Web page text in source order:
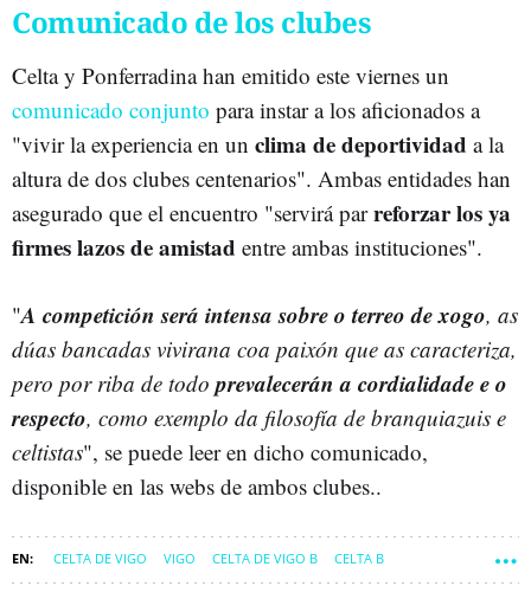
Comunicado de los clubes
Celta y Ponferradina han emitido este viernes un
comunicado conjunto para instar a los aficionados a
"vivir la experiencia en un clima de deportividad a la
altura de dos clubes centenarios". Ambas entidades han
asegurado que el encuentro "servirá parreforzar los ya
firmes lazos de amistad entre ambas instituciones".
"A competición será intensa sobre o terreo de xogo, as
dúas bancadas vivirana coa paixón que as caracteriza,
pero por riba de todo prevalecerán a cordialidade e o
respecto, como exemplo da filosofía de branquiazuis e
celtistas", se puede leer en dicho comunicado,
disponible en las webs de ambos clubes..
CELTA DE VIGO VIGO CELTA DE VIGO B CELTA B